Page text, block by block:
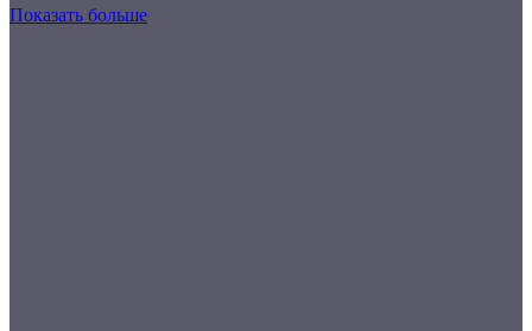
Показать больше